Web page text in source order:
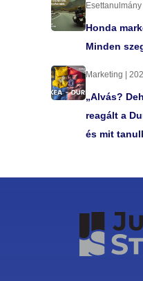
Honda
Minden
Marketing |
„Alvás?
reagált a
és mit